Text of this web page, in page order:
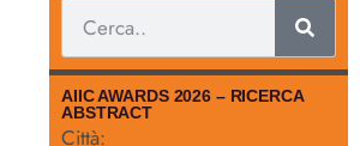
AIIC AWARDS 2026 – RICERCA
ABSTRACT
Città: